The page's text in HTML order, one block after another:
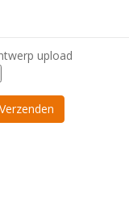
upload